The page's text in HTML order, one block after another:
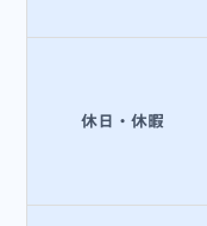
休日・休暇